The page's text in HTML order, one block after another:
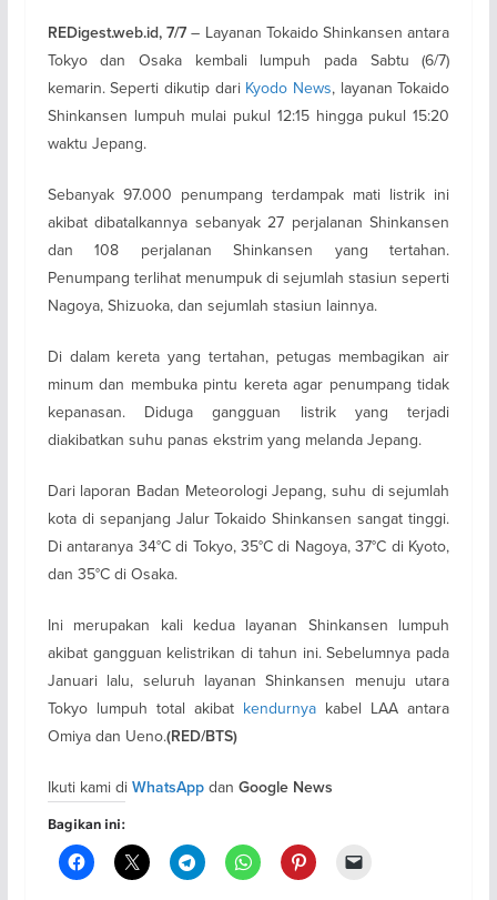
REDigest.web.id, 7/7– Layanan Tokaido Shinkansen antara
Tokyo dan Osaka kembali lumpuh pada Sabtu (6/7)
kemarin. Seperti dikutip dari Kyodo News, layanan Tokaido
Shinkansen lumpuh mulai pukul 12:15 hingga pukul 15:20
waktu Jepang.
Sebanyak 97.000 penumpang terdampak mati listrik ini
akibat dibatalkannya sebanyak 27 perjalanan Shinkansen
dan 108 perjalanan Shinkansen yang tertahan.
Penumpang terlihat menumpuk di sejumlah stasiun seperti
Nagoya, Shizuoka, dan sejumlah stasiun lainnya.
Di dalam kereta yang tertahan, petugas membagikan air
minum dan membuka pintu kereta agar penumpang tidak
kepanasan. Diduga gangguan listrik yang terjadi
diakibatkan suhu panas ekstrim yang melanda Jepang.
Dari laporan Badan Meteorologi Jepang, suhu di sejumlah
kota di sepanjang Jalur Tokaido Shinkansen sangat tinggi.
Di antaranya 34°C di Tokyo, 35°C di Nagoya, 37°C di Kyoto,
dan 35°C di Osaka.
Ini merupakan kali kedua layanan Shinkansen lumpuh
akibat gangguan kelistrikan di tahun ini. Sebelumnya pada
Januari lalu, seluruh layanan Shinkansen menuju utara
Tokyo lumpuh total akibat kendurnya kabel LAA antara
Omiya dan Ueno.(RED/BTS)
Ikuti kami di WhatsAppdan Google News
Bagikan ini: